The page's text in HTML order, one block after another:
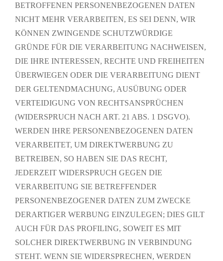
BETROFFENEN PERSONENBEZOGENEN DATEN
NICHT MEHR VERARBEITEN, ES SEI DENN, WIR
KÖNNEN ZWINGENDE SCHUTZWÜRDIGE
GRÜNDE FÜR DIE VERARBEITUNG NACHWEISEN,
DIE IHRE INTERESSEN, RECHTE UND FREIHEITEN
ÜBERWIEGEN ODER DIE VERARBEITUNG DIENT
DER GELTENDMACHUNG, AUSÜBUNG ODER
VERTEIDIGUNG VON RECHTSANSPRÜCHEN
(WIDERSPRUCH NACH ART. 21 ABS. 1 DSGVO).
WERDEN IHRE PERSONENBEZOGENEN DATEN
VERARBEITET, UM DIREKTWERBUNG ZU
BETREIBEN, SO HABEN SIE DAS RECHT,
JEDERZEIT WIDERSPRUCH GEGEN DIE
VERARBEITUNG SIE BETREFFENDER
PERSONENBEZOGENER DATEN ZUM ZWECKE
DERARTIGER WERBUNG EINZULEGEN; DIES GILT
AUCH FÜR DAS PROFILING, SOWEIT ES MIT
SOLCHER DIREKTWERBUNG IN VERBINDUNG
STEHT. WENN SIE WIDERSPRECHEN, WERDEN